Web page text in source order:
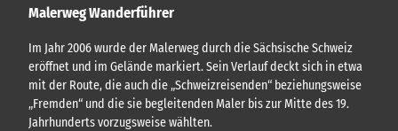
u
d
e
h
r
Malerweg Wanderführer
Im Jahr 2006 wurde der Malerweg durch die Sächsische Schweiz
eröffnet und im Gelände markiert. Sein Verlauf deckt sich in etwa
mit der Route, die auch die „Schweizreisenden“ beziehungsweise
„Fremden“ und die sie begleitenden Maler bis zur Mitte des 19.
Jahrhunderts vorzugsweise wählten.